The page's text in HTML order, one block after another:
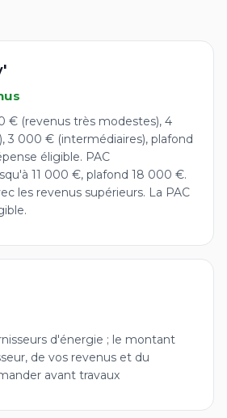
€ (revenus très modestes), 4
3 000 € (intermédiaires), plafond
éligible. PAC
11 000 €, plafond 18 000 €.
les revenus supérieurs. La PAC
d'énergie ; le montant
de vos revenus et du
avant travaux